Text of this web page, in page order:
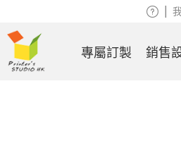
專屬訂製 銷售